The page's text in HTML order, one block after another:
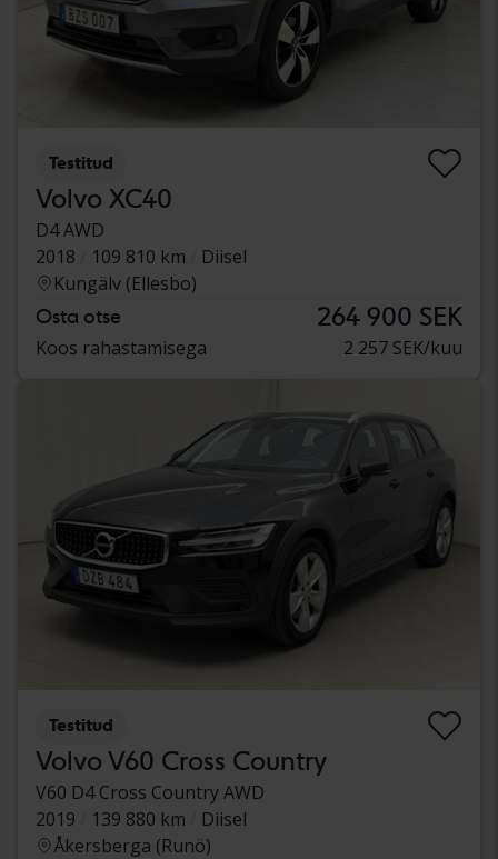
Testitud
Volvo XC40
D4 AWD
2018
109 810 km
Diisel
Kungälv (Ellesbo)
Osta otse 264 900 SEK
Koos rahastamisega 2 257 SEK/kuu
Testitud
Volvo V60 Cross Country
V60 D4 Cross Country AWD
2019
139 880 km
Diisel
Åkersberga (Runö)